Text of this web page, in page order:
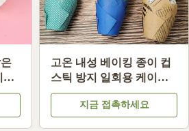
름
환
고온 내성 베이킹 종이 컵
스틱 방지 일회용 케이크
라인
지금 접촉하세요